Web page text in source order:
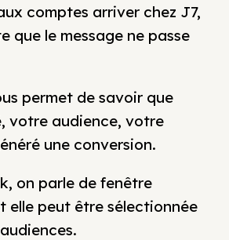
comptes arriver chez J7,
que le message ne passe
permet de savoir que
votre audience, votre
une conversion.
on parle de fenêtre
elle peut être sélectionnée